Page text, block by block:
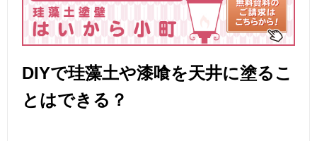
DIYで珪藻土や漆喰を天井に塗るこ
とはできる？